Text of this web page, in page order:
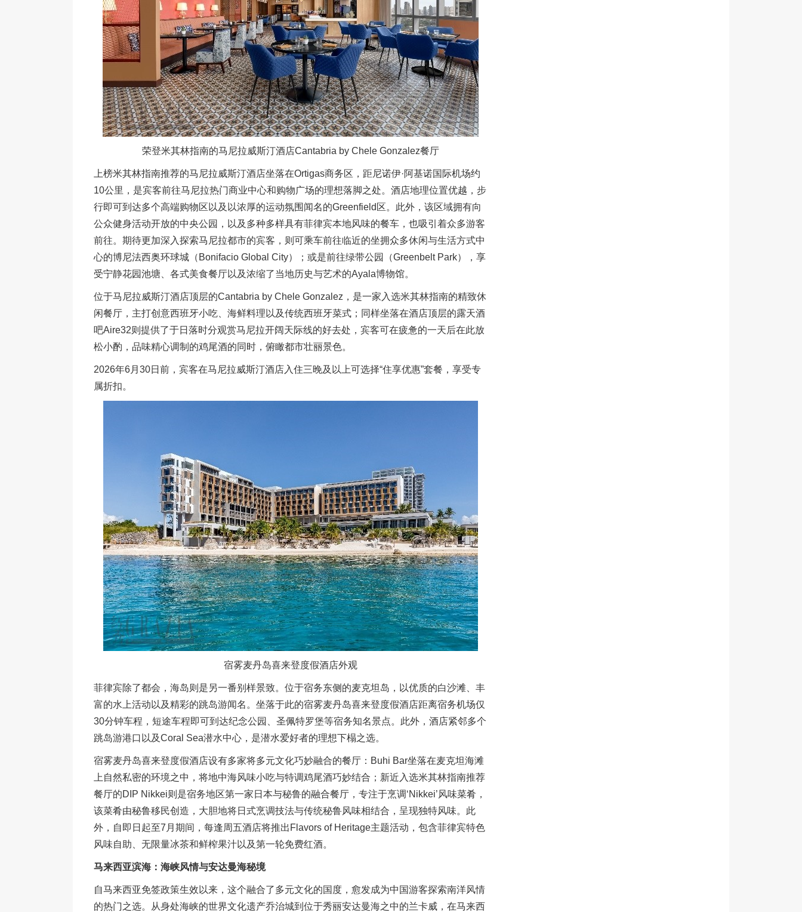
荣登米其林指南的马尼拉威斯汀酒店Cantabria by Chele Gonzalez餐厅
上榜米其林指南推荐的马尼拉威斯汀酒店坐落在Ortigas商务区，距尼诺伊·阿基诺国际机场约
10公里，是宾客前往马尼拉热门商业中心和购物广场的理想落脚之处。酒店地理位置优越，步
行即可到达多个高端购物区以及以浓厚的运动氛围闻名的Greenfield区。此外，该区域拥有向
公众健身活动开放的中央公园，以及多种多样具有菲律宾本地风味的餐车，也吸引着众多游客
前往。期待更加深入探索马尼拉都市的宾客，则可乘车前往临近的坐拥众多休闲与生活方式中
心的博尼法西奥环球城（Bonifacio Global City）；或是前往绿带公园（Greenbelt Park），享
受宁静花园池塘、各式美食餐厅以及浓缩了当地历史与艺术的Ayala博物馆。
位于马尼拉威斯汀酒店顶层的Cantabria by Chele Gonzalez，是一家入选米其林指南的精致休
闲餐厅，主打创意西班牙小吃、海鲜料理以及传统西班牙菜式；同样坐落在酒店顶层的露天酒
吧Aire32则提供了于日落时分观赏马尼拉开阔天际线的好去处，宾客可在疲惫的一天后在此放
松小酌，品味精心调制的鸡尾酒的同时，俯瞰都市壮丽景色。
2026年6月30日前，宾客在马尼拉威斯汀酒店入住三晚及以上可选择“住享优惠”套餐，享受专
属折扣。
宿雾麦丹岛喜来登度假酒店外观
菲律宾除了都会，海岛则是另一番别样景致。位于宿务东侧的麦克坦岛，以优质的白沙滩、丰
富的水上活动以及精彩的跳岛游闻名。坐落于此的宿雾麦丹岛喜来登度假酒店距离宿务机场仅
30分钟车程，短途车程即可到达纪念公园、圣佩特罗堡等宿务知名景点。此外，酒店紧邻多个
跳岛游港口以及Coral Sea潜水中心，是潜水爱好者的理想下榻之选。
宿雾麦丹岛喜来登度假酒店设有多家将多元文化巧妙融合的餐厅：Buhi Bar坐落在麦克坦海滩
上自然私密的环境之中，将地中海风味小吃与特调鸡尾酒巧妙结合；新近入选米其林指南推荐
餐厅的DIP Nikkei则是宿务地区第一家日本与秘鲁的融合餐厅，专注于烹调‘Nikkei’风味菜肴，
该菜肴由秘鲁移民创造，大胆地将日式烹调技法与传统秘鲁风味相结合，呈现独特风味。此
外，自即日起至7月期间，每逢周五酒店将推出Flavors of Heritage主题活动，包含菲律宾特色
风味自助、无限量冰茶和鲜榨果汁以及第一轮免费红酒。
马来西亚滨海：海峡风情与安达曼海秘境
自马来西亚免签政策生效以来，这个融合了多元文化的国度，愈发成为中国游客探索南洋风情
的热门之选。从身处海峡的世界文化遗产乔治城到位于秀丽安达曼海之中的兰卡威，在马来西